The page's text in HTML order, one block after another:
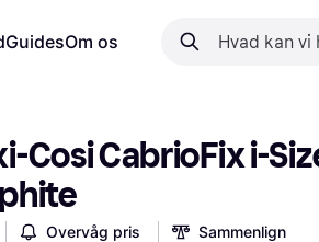
GuidesOm os
Cosi CabrioFix i-
Overvåg pris Sammenlign